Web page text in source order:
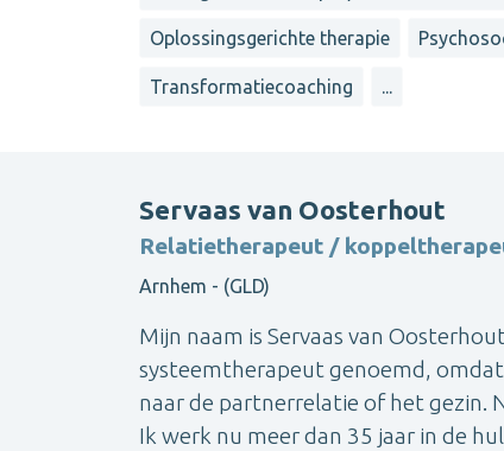
Oplossingsgerichte therapie
Transformatiecoaching ...
Servaas van Oosterhout
Relatietherapeut /
Arnhem - (GLD)
Mijn naam is Servaas van
systeemtherapeut genoemd,
naar de partnerrelatie of het gezin.
Ik werk nu meer dan 35 jaar in de